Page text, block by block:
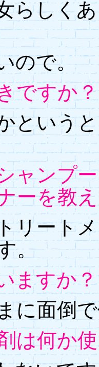
らしく
ので。
ですか？
という
ャンプ
ーを教
リート
。
ますか？
に面倒
は何か